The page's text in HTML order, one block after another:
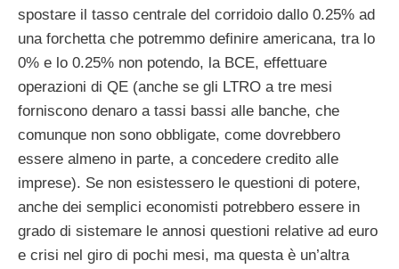
spostare il tasso centrale del corridoio dallo 0.25% ad
una forchetta che potremmo definire americana, tra lo
0% e lo 0.25% non potendo, la BCE, effettuare
operazioni di QE (anche se gli LTRO a tre mesi
forniscono denaro a tassi bassi alle banche, che
comunque non sono obbligate, come dovrebbero
essere almeno in parte, a concedere credito alle
imprese). Se non esistessero le questioni di potere,
anche dei semplici economisti potrebbero essere in
grado di sistemare le annosi questioni relative ad euro
e crisi nel giro di pochi mesi, ma questa è un’altra